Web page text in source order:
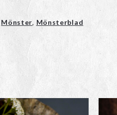
Mönster, Mönsterblad